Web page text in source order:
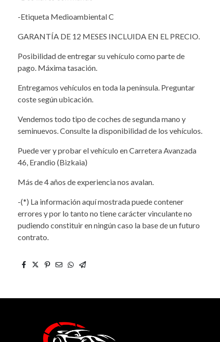
-Etiqueta Medioambiental C
GARANTÍA DE 12 MESES INCLUIDA EN EL PRECIO.
Posibilidad de entregar su vehículo como parte de
pago. Máxima tasación.
Entregamos vehículos en toda la península. Preguntar
coste según ubicación.
Vendemos todo tipo de coches de segunda mano y
seminuevos. Consulte la disponibilidad de los vehículos.
Puede ver y probar el vehículo en Carretera Avanzada
46, Erandio (Bizkaia)
Más de 4 años de experiencia nos avalan.
-(*) La información aquí mostrada puede contener
errores y por lo tanto no tiene carácter vinculante no
pudiendo constituir en ningún caso la base de un futuro
contrato.